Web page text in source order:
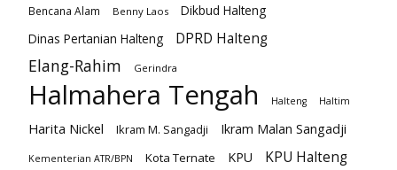
Bencana Alam Benny Laos
Dikbud Halteng
Dinas Pertanian Halteng
DPRD Halteng
Elang-Rahim Gerindra
Halmahera Tengah Halteng Haltim
Harita Nickel Ikram M. Sangadji Ikram Malan Sangadji
Kementerian ATR/BPN Kota Ternate KPU KPU Halteng